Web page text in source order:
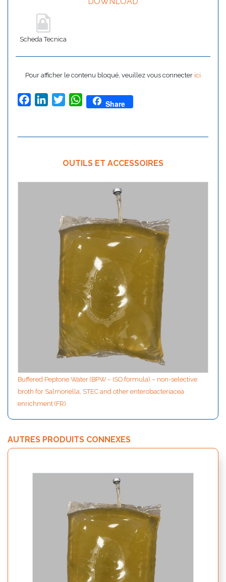
Scheda Tecnica
Pour afficher le contenu bloqué, veuillez vous connecter ici
FacebookLinkedInTwitterWhatsApp
Share
OUTILS ET ACCESSOIRES
Buffered Peptone Water (BPW – ISO formula) – non-selective
broth for Salmonella, STEC and other enterobacteriacea
enrichment (FR)
AUTRES PRODUITS CONNEXES